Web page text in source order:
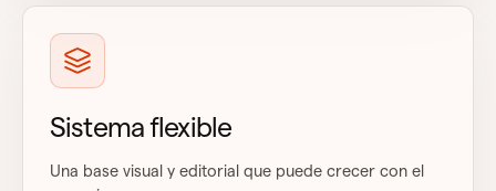
Sistema flexible
Una base visual y editorial que puede crecer con el